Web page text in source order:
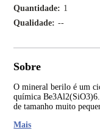
Quantidade
1
Qualidade
--
Sobre
O mineral berilo é um
química
de tamanho muito
Mais